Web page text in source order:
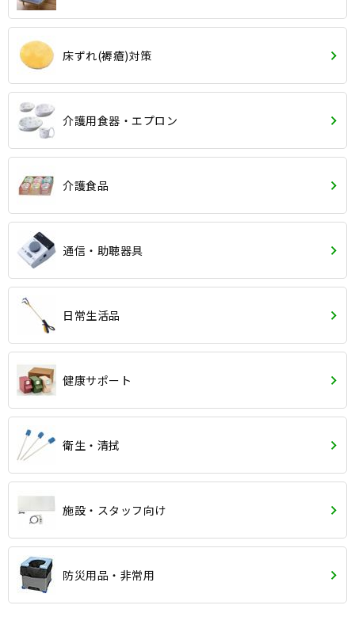
床ずれ(褥瘡)対策
介護用食器・エプロン
介護食品
通信・助聴器具
日常生活品
健康サポート
衛生・清拭
施設・スタッフ向け
防災用品・非常用